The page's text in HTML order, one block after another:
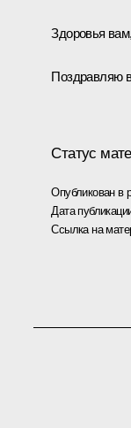
Здоровья
Поздравляю
Статус
Опубликован в
Дата
Ссылка на